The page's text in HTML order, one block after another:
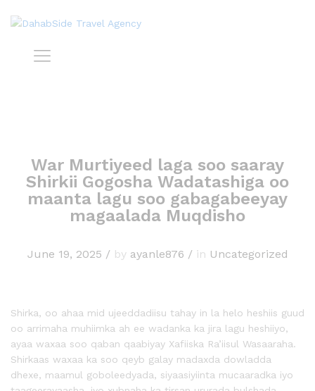
War Murtiyeed laga soo saaray
Shirkii Gogosha Wadatashiga oo
maanta lagu soo gabagabeeyay
magaalada Muqdisho
June 19, 2025 /by ayanle876 /in Uncategorized
Shirka, oo ahaa mid ujeeddadiisu tahay in la helo heshiis guud
oo arrimaha muhiimka ah ee wadanka ka jira lagu heshiiyo,
ayaa waxaa soo qaban qaabiyay Xafiiska Ra’iisul Wasaaraha.
Shirkaas waxaa ka soo qeyb galay madaxda dowladda
dhexe, maamul goboleedyada, siyaasiyiinta mucaaradka iyo